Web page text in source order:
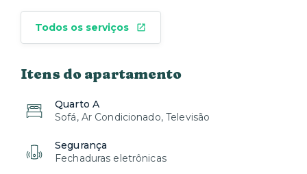
Todos os serviços
Itens do apartamento
Quarto A
Sofá, Ar Condicionado, Televisão
Segurança
Fechaduras eletrônicas